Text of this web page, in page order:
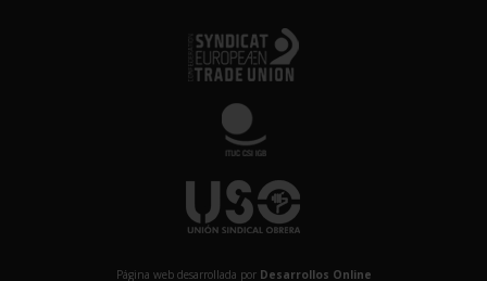
Página web desarrollada por Desarrollos Online